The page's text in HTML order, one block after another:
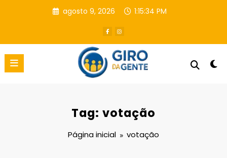
agosto 9, 2026 1:15:35 PM
Tag: votação
Página inicial votação